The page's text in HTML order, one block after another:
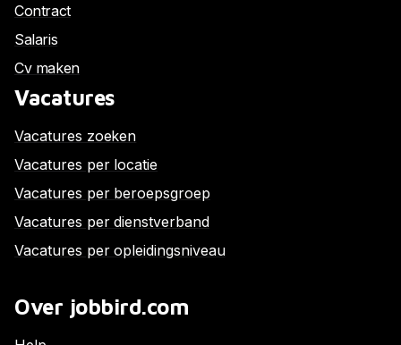
Contract
Salaris
Cv maken
Vacatures
Vacatures zoeken
Vacatures per locatie
Vacatures per beroepsgroep
Vacatures per dienstverband
Vacatures per opleidingsniveau
Over jobbird.com